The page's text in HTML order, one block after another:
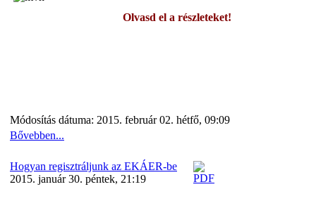
Olvasd el a részleteket!
Módosítás dátuma: 2015. február 02. hétfő, 09:09
Bővebben...
Hogyan regisztráljunk az EKÁER-be
2015. január 30. péntek, 21:19